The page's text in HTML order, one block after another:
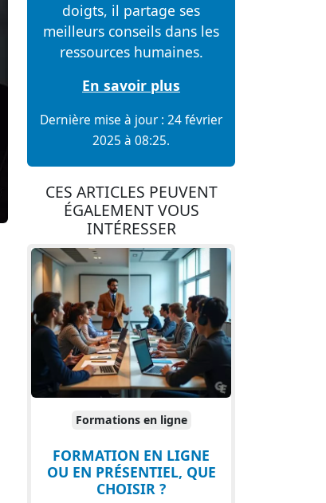
doigts, il partage ses
meilleurs conseils dans les
ressources humaines.
En savoir plus
Dernière mise à jour : 24 février
2025 à 08:25.
CES ARTICLES PEUVENT
ÉGALEMENT VOUS
INTÉRESSER
Formations en ligne
FORMATION EN LIGNE
OU EN PRÉSENTIEL, QUE
CHOISIR ?